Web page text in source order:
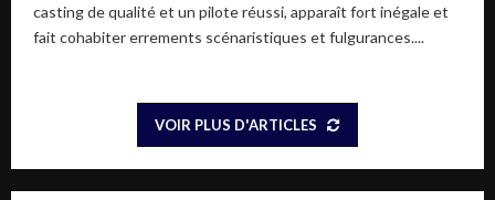
casting de qualité et un pilote réussi, apparaît fort inégale et
fait cohabiter errements scénaristiques et fulgurances....
VOIR PLUS D'ARTICLES